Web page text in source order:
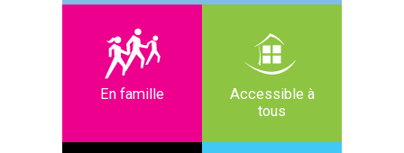
En famille
Accessible à
tous